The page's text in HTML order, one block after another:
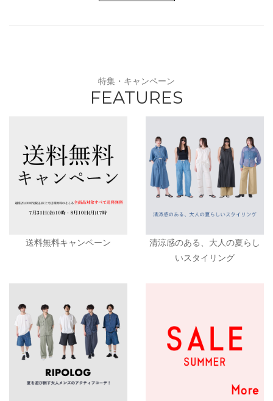
特集・キャンペーン
FEATURES
送料無料キャンペーン
清涼感のある、大人の夏らし
いスタイリング